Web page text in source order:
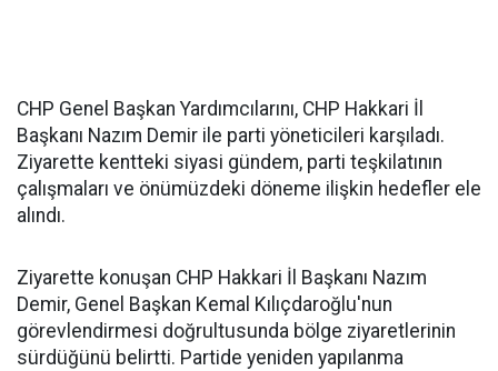
CHP Genel Başkan Yardımcılarını, CHP Hakkari İl
Başkanı Nazım Demir ile parti yöneticileri karşıladı.
Ziyarette kentteki siyasi gündem, parti teşkilatının
çalışmaları ve önümüzdeki döneme ilişkin hedefler ele
alındı.
Ziyarette konuşan CHP Hakkari İl Başkanı Nazım
Demir, Genel Başkan Kemal Kılıçdaroğlu'nun
görevlendirmesi doğrultusunda bölge ziyaretlerinin
sürdüğünü belirtti. Partide yeniden yapılanma